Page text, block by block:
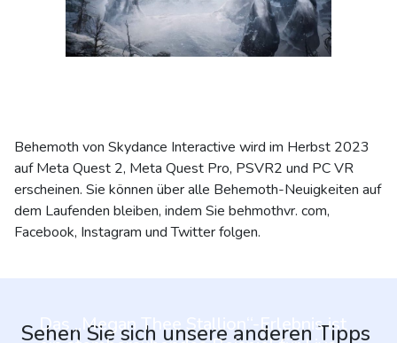
Behemoth von Skydance Interactive wird im Herbst 2023
auf Meta Quest 2, Meta Quest Pro, PSVR2 und PC VR
erscheinen. Sie können über alle Behemoth-Neuigkeiten auf
dem Laufenden bleiben, indem Sie behmothvr. com,
Facebook, Instagram und Twitter folgen.
Sehen Sie sich unsere anderen Tipps
Das „Megan Thee Stallion“-Erlebnis ist